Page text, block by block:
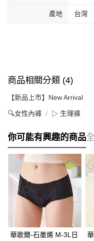
產地 台灣
商品相關分類 (4)
【新品上市】New Arrival
🔍女性內褲 ▷ 生理褲
你可能有興趣的商品
華歌爾-石墨烯 M-3L日